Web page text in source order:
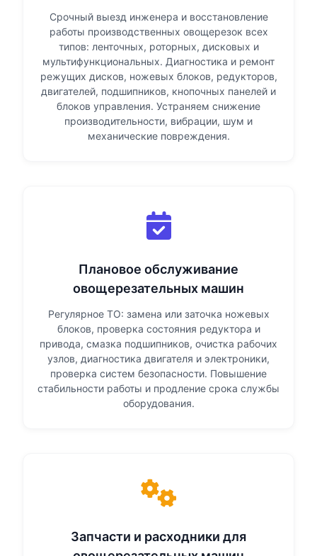
Срочный выезд инженера и восстановление
работы производственных овощерезок всех
типов: ленточных, роторных, дисковых и
мультифункциональных. Диагностика и ремонт
режущих дисков, ножевых блоков, редукторов,
двигателей, подшипников, кнопочных панелей и
блоков управления. Устраняем снижение
производительности, вибрации, шум и
механические повреждения.
Плановое обслуживание
овощерезательных машин
Регулярное ТО: замена или заточка ножевых
блоков, проверка состояния редуктора и
привода, смазка подшипников, очистка рабочих
узлов, диагностика двигателя и электроники,
проверка систем безопасности. Повышение
стабильности работы и продление срока службы
оборудования.
Запчасти и расходники для